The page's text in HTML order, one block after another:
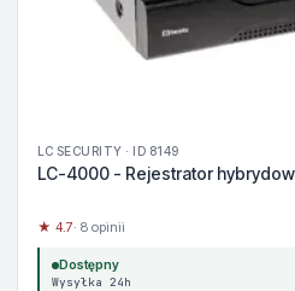
LC SECURITY · ID 8149
LC-4000 - Rejestrator
★ 4.7· 8 opinii
Dostępny
Wysyłka 24h